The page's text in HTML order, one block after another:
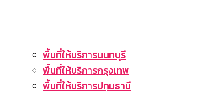
พื้นที่ให้บริการนนทบุรี
พื้นที่ให้บริการกรุงเทพ
พื้นที่ให้บริการปทุมธานี